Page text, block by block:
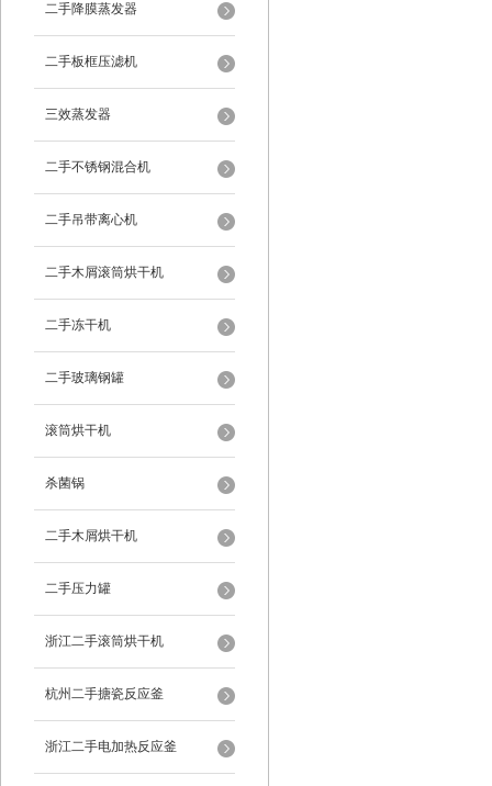
二手降膜蒸发器
二手板框压滤机
三效蒸发器
二手不锈钢混合机
二手吊带离心机
二手木屑滚筒烘干机
二手冻干机
二手玻璃钢罐
滚筒烘干机
杀菌锅
二手木屑烘干机
二手压力罐
浙江二手滚筒烘干机
杭州二手搪瓷反应釜
浙江二手电加热反应釜